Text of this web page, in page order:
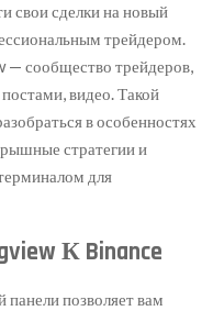
свои сделки на новый
трейдером.
сообщество трейдеров,
видео. Такой
в особенностях
стратегии и
для
К Binance
позволяет вам